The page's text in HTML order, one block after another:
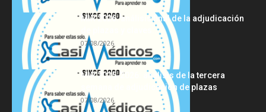
MIR 2026: análisis final de la adjudicación
de plazas y claves...
07/08/2026
MIR 2025-2026: análisis de la tercera
semana de adjudicación de plazas
07/08/2026